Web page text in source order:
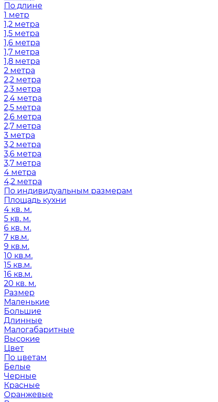
По длине
1 метр
1,2 метра
1,5 метра
1,6 метра
1,7 метра
1,8 метра
2 метра
2,2 метра
2,3 метра
2,4 метра
2,5 метра
2,6 метра
2,7 метра
3 метра
3,2 метра
3,6 метра
3,7 метра
4 метра
4,2 метра
По индивидуальным размерам
Площадь кухни
4 кв. м.
5 кв. м.
6 кв. м.
7 кв.м.
9 кв.м.
10 кв.м.
15 кв.м.
16 кв.м.
20 кв. м.
Размер
Маленькие
Большие
Длинные
Малогабаритные
Высокие
Цвет
По цветам
Белые
Черные
Красные
Оранжевые